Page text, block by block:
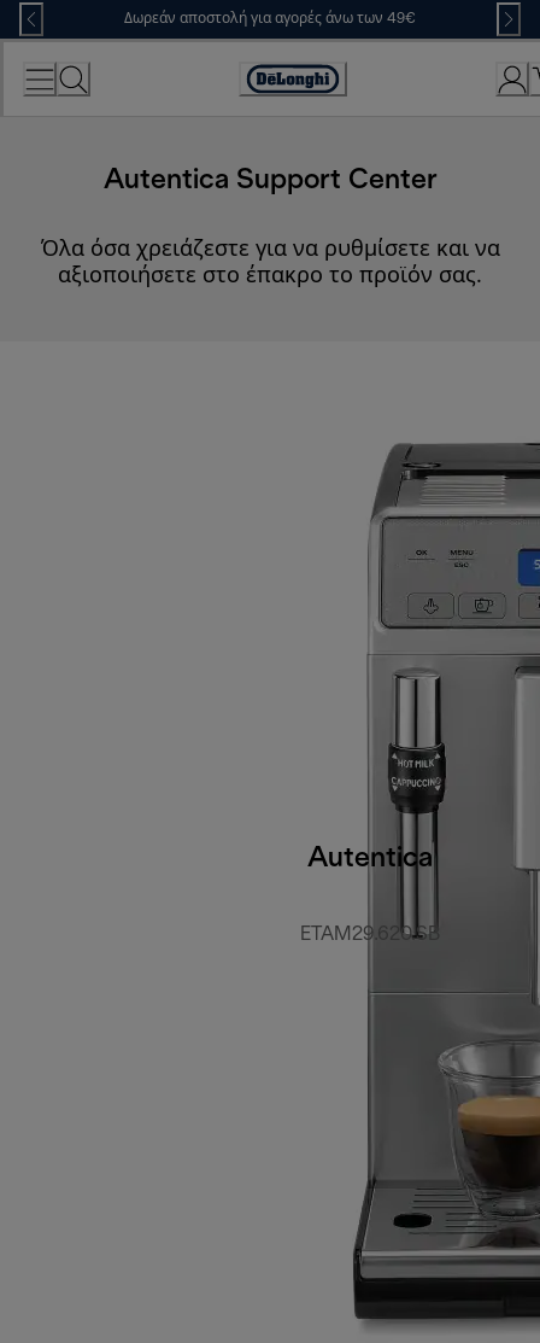
Skip
to
Content
Δωρεάν αποστολή για αγορές άνω των 49€
Accessibility
Autentica Support Center
Όλα όσα χρειάζεστε για να ρυθμίσετε και να
αξιοποιήσετε στο έπακρο το προϊόν σας.
Autentica
ETAM29.620.SB